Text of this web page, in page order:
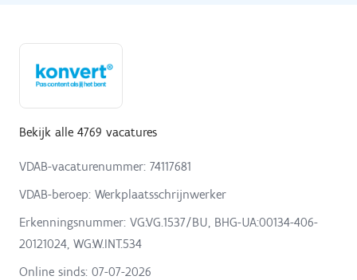
Bekijk alle 4769 vacatures
VDAB-vacaturenummer: 74117681
VDAB-beroep: Werkplaatsschrijnwerker
Erkenningsnummer: VG:VG.1537/BU, BHG-UA:00134-406-
20121024, WG:W.INT.534
Online sinds: 07-07-2026